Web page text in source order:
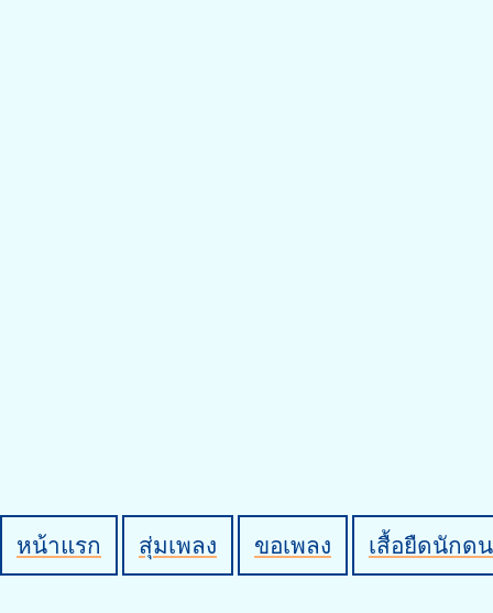
หน้าแรก สุ่มเพลง ขอเพลง เสื้อยืดนักด